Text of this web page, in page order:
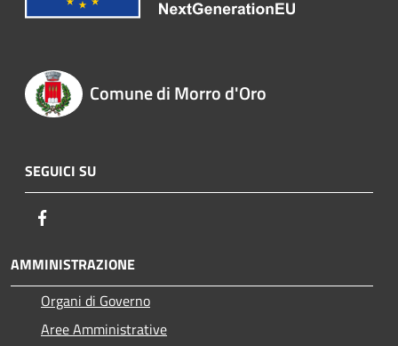
Comune di Morro d'Oro
SEGUICI SU
AMMINISTRAZIONE
Organi di Governo
Aree Amministrative